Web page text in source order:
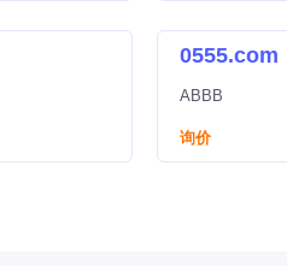
0555.com
ABBB
询价